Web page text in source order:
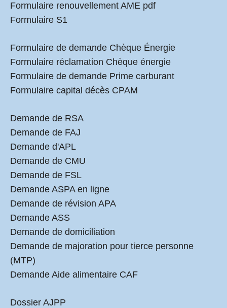
Formulaire renouvellement AME pdf
Formulaire S1
Formulaire de demande Chèque Énergie
Formulaire réclamation Chèque énergie
Formulaire de demande Prime carburant
Formulaire capital décès CPAM
Demande de RSA
Demande de FAJ
Demande d'APL
Demande de CMU
Demande de FSL
Demande ASPA en ligne
Demande de révision APA
Demande ASS
Demande de domiciliation
Demande de majoration pour tierce personne
(MTP)
Demande Aide alimentaire CAF
Dossier AJPP